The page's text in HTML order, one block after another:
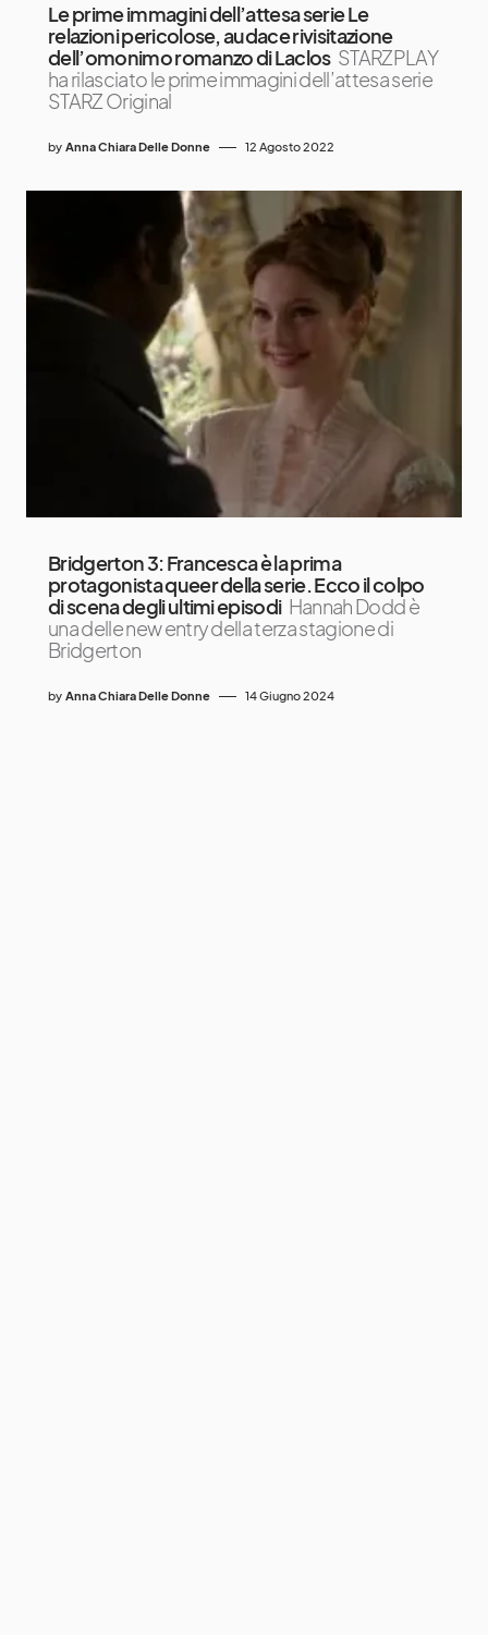
Le prime immagini dell’attesa serie Le
relazioni pericolose, audace rivisitazione
dell’omonimo romanzo di Laclos STARZPLAY
ha rilasciato le prime immagini dell’attesa serie
STARZ Original
by Anna Chiara Delle Donne 12 Agosto 2022
Bridgerton 3: Francesca è la prima
protagonista queer della serie. Ecco il colpo
di scena degli ultimi episodi Hannah Dodd è
una delle new entry della terza stagione di
Bridgerton
by Anna Chiara Delle Donne 14 Giugno 2024